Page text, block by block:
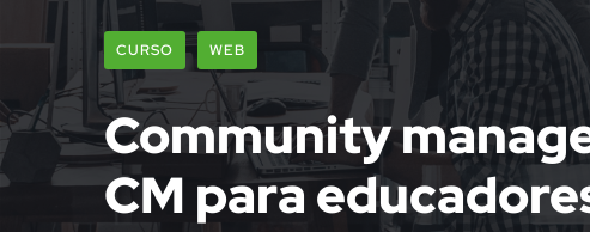
CURSO WEB
Community
CM para